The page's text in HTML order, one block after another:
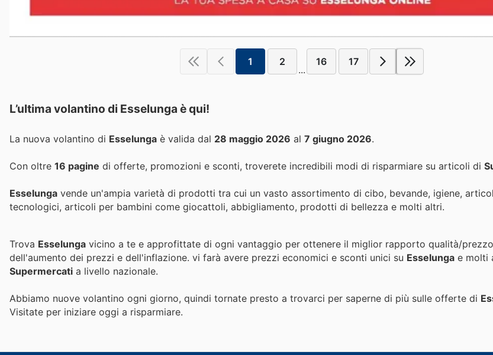
1 2
...
16 17
L’ultima volantino di Esselunga è qui!
La nuova volantino di Esselunga è valida dal 28 maggio 2026 al 7 giugno 2026.
Con oltre 16 pagine di offerte, promozioni e sconti, troverete incredibili modi di risparmiare su articoli di
Esselunga vende un'ampia varietà di prodotti tra cui un vasto assortimento di cibo, bevande, igiene,
tecnologici, articoli per bambini come giocattoli, abbigliamento, prodotti di bellezza e molti altri.
Trova Esselunga vicino a te e approfittate di ogni vantaggio per ottenere il miglior rapporto qualità/
dell'aumento dei prezzi e dell'inflazione. vi farà avere prezzi economici e sconti unici su Esselunga e molti
Supermercati a livello nazionale.
Abbiamo nuove volantino ogni giorno, quindi tornate presto a trovarci per saperne di più sulle offerte di
Visitate per iniziare oggi a risparmiare.